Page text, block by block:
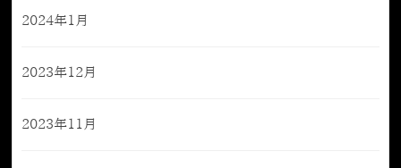
2024年1月
2023年12月
2023年11月